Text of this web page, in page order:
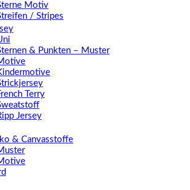
Motiv
/ Stripes
& Punkten – Muster
Terry
Jersey
& Canvasstoffe